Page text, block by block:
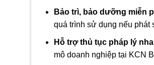
Bảo trì, bảo dưỡng miễn
quá trình sử dụng nếu phát
Hỗ trợ thủ tục pháp lý
mô doanh nghiệp tại KCN